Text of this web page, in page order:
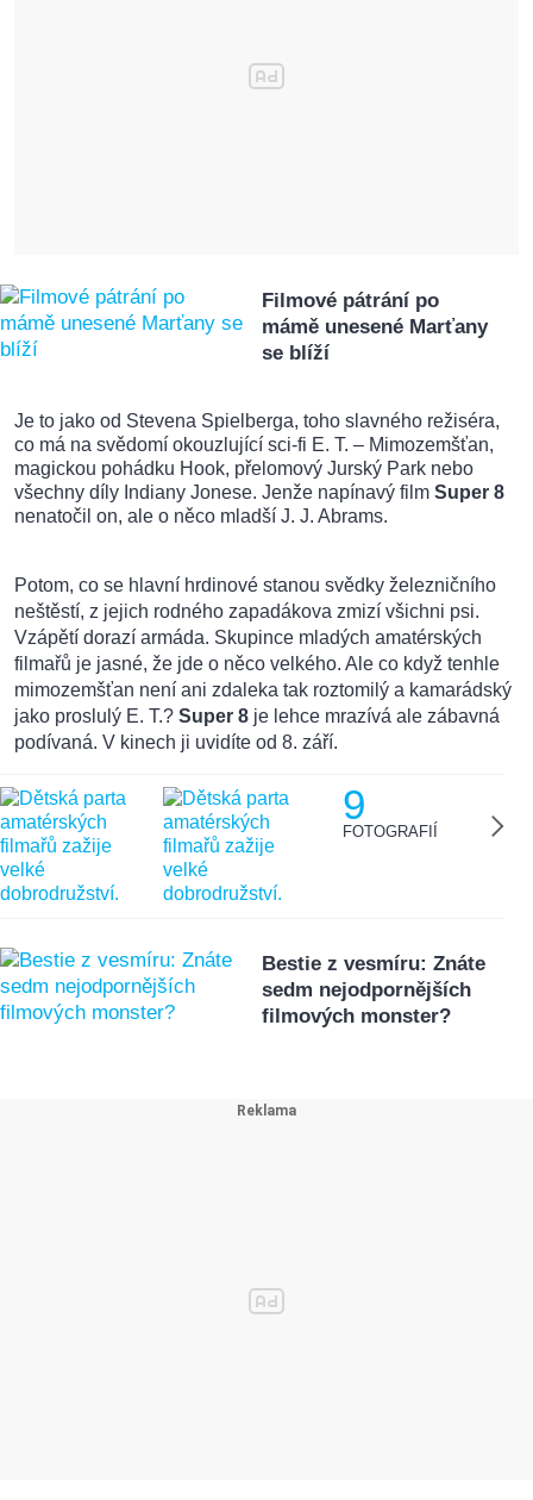
Filmové pátrání po
mámě unesené Marťany
se blíží
Je to jako od Stevena Spielberga, toho slavného režiséra,
co má na svědomí okouzlující sci-fi E. T. – Mimozemšťan,
magickou pohádku Hook, přelomový Jurský Park nebo
všechny díly Indiany Jonese. Jenže napínavý film Super 8
nenatočil on, ale o něco mladší J. J. Abrams.
Potom, co se hlavní hrdinové stanou svědky železničního
neštěstí, z jejich rodného zapadákova zmizí všichni psi.
Vzápětí dorazí armáda. Skupince mladých amatérských
filmařů je jasné, že jde o něco velkého. Ale co když tenhle
mimozemšťan není ani zdaleka tak roztomilý a kamarádský
jako proslulý E. T.? Super 8 je lehce mrazívá ale zábavná
podívaná. V kinech ji uvidíte od 8. září.
9
FOTOGRAFIÍ
Bestie z vesmíru: Znáte
sedm nejodpornějších
filmových monster?